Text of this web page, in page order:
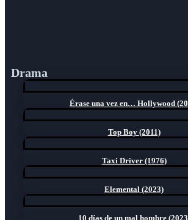
Drama
Érase una vez en… Hollywood
Top Boy (2011)
Taxi Driver (1976)
Elemental (2023)
10 días de un mal hombre